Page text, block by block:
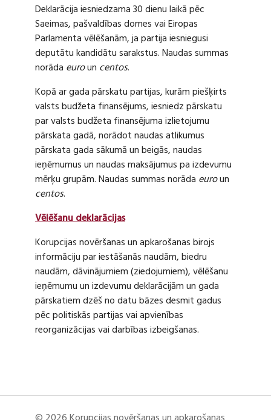
Deklarācija iesniedzama 30 dienu laikā pēc
Saeimas, pašvaldības domes vai Eiropas
Parlamenta vēlēšanām, ja partija iesniegusi
deputātu kandidātu sarakstus. Naudas summas
norāda euroun centos.
Kopā ar gada pārskatu partijas, kurām piešķirts
valsts budžeta finansējums, iesniedz pārskatu
par valsts budžeta finansējuma izlietojumu
pārskata gadā, norādot naudas atlikumus
pārskata gada sākumā un beigās, naudas
ieņēmumus un naudas maksājumus pa izdevumu
mērķu grupām. Naudas summas norāda euroun
centos.
Vēlēšanu deklarācijas
Korupcijas novēršanas un apkarošanas birojs
informāciju par iestāšanās naudām, biedru
naudām, dāvinājumiem (ziedojumiem), vēlēšanu
ieņēmumu un izdevumu deklarācijām un gada
pārskatiem dzēš no datu bāzes desmit gadus
pēc politiskās partijas vai apvienības
reorganizācijas vai darbības izbeigšanas.